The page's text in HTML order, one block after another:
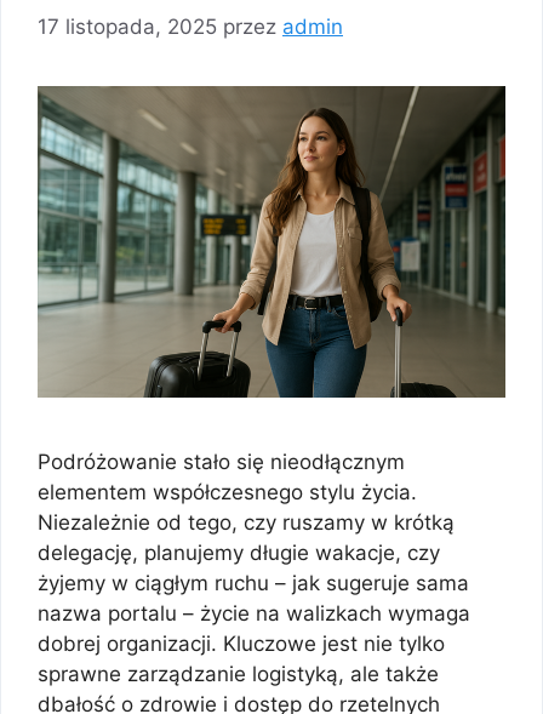
17 listopada, 2025 przez admin
Podróżowanie stało się nieodłącznym
elementem współczesnego stylu życia.
Niezależnie od tego, czy ruszamy w krótką
delegację, planujemy długie wakacje, czy
żyjemy w ciągłym ruchu – jak sugeruje sama
nazwa portalu – życie na walizkach wymaga
dobrej organizacji. Kluczowe jest nie tylko
sprawne zarządzanie logistyką, ale także
dbałość o zdrowie i dostęp do rzetelnych